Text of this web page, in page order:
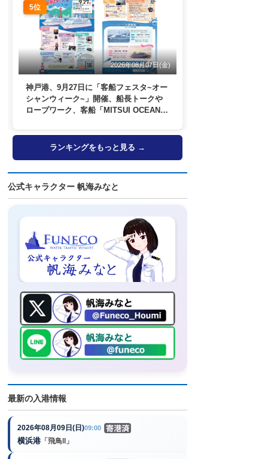
5位
2026年08月07日(金)
神戸港、9月27日に「客船フェスタ~オー
シャンウィーク~」開催、船長トークや
ロープワーク、客船「MITSUI OCEAN
ランキングをもっと見る →
公式キャラクター 帆海みなと
最新の入港情報
2026年08月09日(日)09:00
横浜港 「飛鳥II」